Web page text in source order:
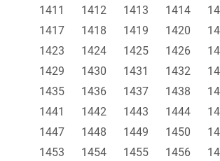
1411
1412 1413 1414
1417
1418 1419 1420
1423
1424 1425 1426
1429
1430 1431 1432
1435
1436 1437 1438
1441
1442 1443 1444
1447
1448 1449 1450
1453
1454 1455 1456